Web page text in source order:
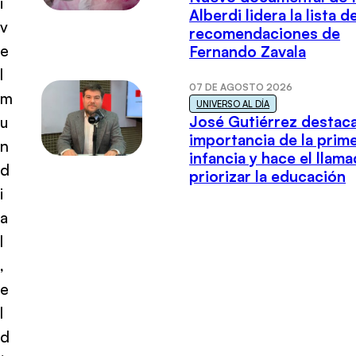
v
e
l
m
u
n
d
i
a
l
,
e
l
d
Alberdi lidera la lista
recomendaciones de
Fernando Zavala
07 DE AGOSTO 2026
UNIVERSO AL DÍA
José Gutiérrez
importancia de la
infancia y hace el
priorizar la educación